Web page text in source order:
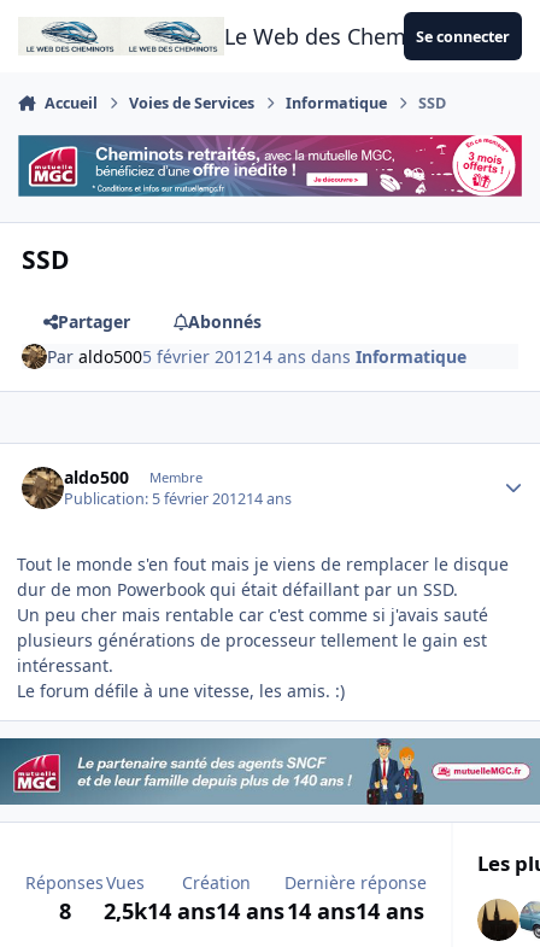
Aller au contenu
Le Web des CheminotsSe connecter
Accueil Voies de Services Informatique SSD
SSD
Partager
Abonnés
Paraldo5005 février 201214 ans dansInformatique
aldo500 Membre
Publication: 5 février 201214 ans
Tout le monde s'en fout mais je viens de remplacer le disque
dur de mon Powerbook qui était défaillant par un SSD.
Un peu cher mais rentable car c'est comme si j'avais sauté
plusieurs générations de processeur tellement le gain est
intéressant.
Le forum défile à une vitesse, les amis. :)
Réponses
8
Vues
2,5k
Création
14 ans14 ans
Dernière réponse
14 ans14 ans
Les